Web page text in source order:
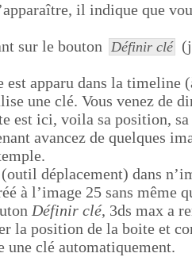
il indique que
sur le bouton Définir clé
est apparu dans la timeline
une clé. Vous venez de
est ici, voila sa position,
avancez de quelques
déplacement) dans
à l’image 25 sans même
Définir clé, 3ds max a
la position de la boite et
une clé automatiquement.